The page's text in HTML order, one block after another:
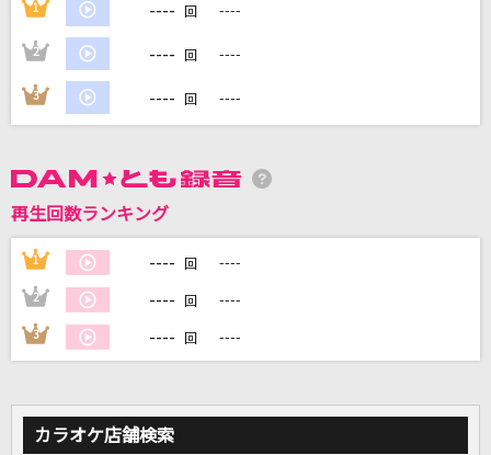
市川由紀乃
冨田悠斗(とみー/T-POCKET) feat.初音ミク
青山新
ファタール
GEMN
1 ---- 回 ----
2 ---- 回 ----
3 ---- 回 ----
再生回数ランキング
1 ---- 回 ----
2 ---- 回 ----
3 ---- 回 ----
カラオケ店舗検索